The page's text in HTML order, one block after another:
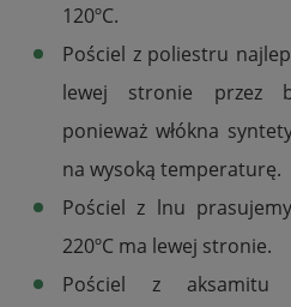
120ºC.
Pościel z poliestru
lewej stronie przez
ponieważ włókna
na wysoką temperaturę.
Pościel z lnu
220ºC ma lewej stronie.
Pościel z